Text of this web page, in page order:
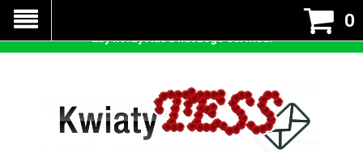
0
Nasza strona korzysta z cookies - czyli tzw ciastek w celu
prawidłowego działania. Zaakceptuj przyjmowanie cookies
aby korzystać z naszego serwisu.